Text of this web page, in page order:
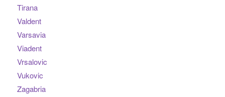
Tirana
Valdent
Varsavia
Viadent
Vrsalovic
Vukovic
Zagabria